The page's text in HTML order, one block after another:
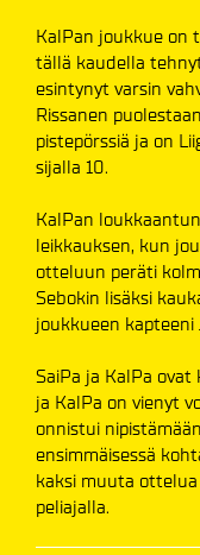
KalPan joukkue on
tällä kaudella
esintynyt varsin
Rissanen
pistepörssiä ja on
sijalla 10.
KalPan
leikkauksen, kun
otteluun peräti
Sebokin lisäksi
joukkueen kapteeni
SaiPa ja KalPa
ja KalPa on vienyt
onnistui
ensimmäisessä
kaksi muuta
peliajalla.